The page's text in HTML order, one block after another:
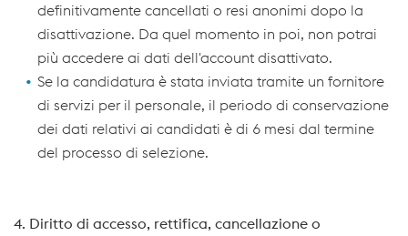
definitivamente cancellati o resi anonimi dopo la
disattivazione. Da quel momento in poi, non potrai
più accedere ai dati dell'account disattivato.
Se la candidatura è stata inviata tramite un fornitore
di servizi per il personale, il periodo di conservazione
dei dati relativi ai candidati è di 6 mesi dal termine
del processo di selezione.
4. Diritto di accesso, rettifica, cancellazione o